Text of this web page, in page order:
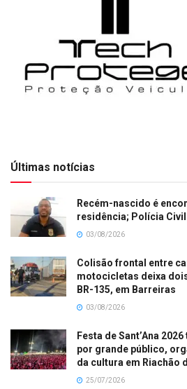
Últimas notícias
Recém-nascido é
residência; Polícia
03/08/2026
Colisão frontal entre
motocicletas deixa
BR-135, em Barreiras
03/08/2026
Festa de Sant’Ana
por grande público,
da cultura em Riachão
25/07/2026